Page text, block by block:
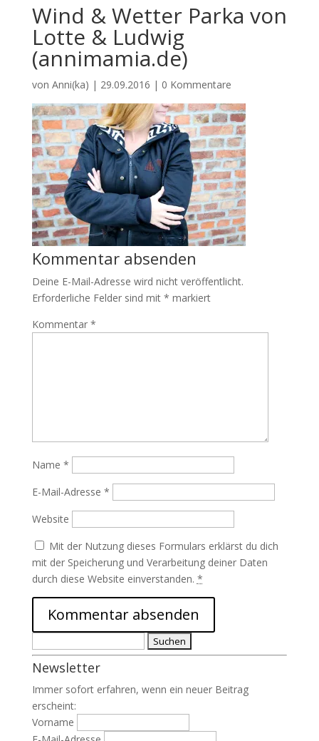
Wind & Wetter Parka von
Lotte & Ludwig
(annimamia.de)
von Anni(ka) | 29.09.2016 | 0 Kommentare
Kommentar absenden
Deine E-Mail-Adresse wird nicht veröffentlicht.
Erforderliche Felder sind mit * markiert
Kommentar *
Name *
E-Mail-Adresse *
Website
Mit der Nutzung dieses Formulars erklärst du dich
mit der Speicherung und Verarbeitung deiner Daten
durch diese Website einverstanden. *
nach:
Newsletter
Immer sofort erfahren, wenn ein neuer Beitrag
erscheint:
Vorname